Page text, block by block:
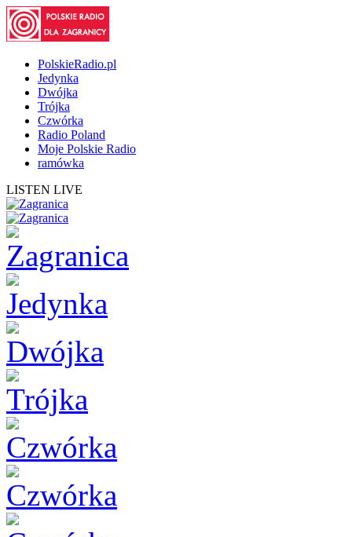
PolskieRadio.pl
Jedynka
Dwójka
Trójka
Czwórka
Radio Poland
Moje Polskie Radio
ramówka
LISTEN LIVE